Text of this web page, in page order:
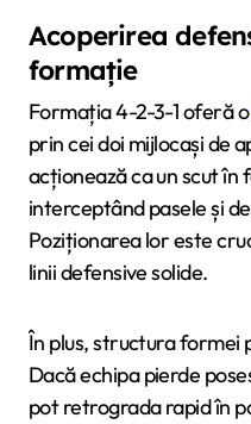
Acoperirea
formație
Formația 4-2-3-1 oferă o
prin cei doi mijlocași de
acționează ca un scut
interceptând pasele și
Poziționarea lor este
linii defensive solide.
În plus, structura formei
Dacă echipa pierde
pot retrograda rapid în